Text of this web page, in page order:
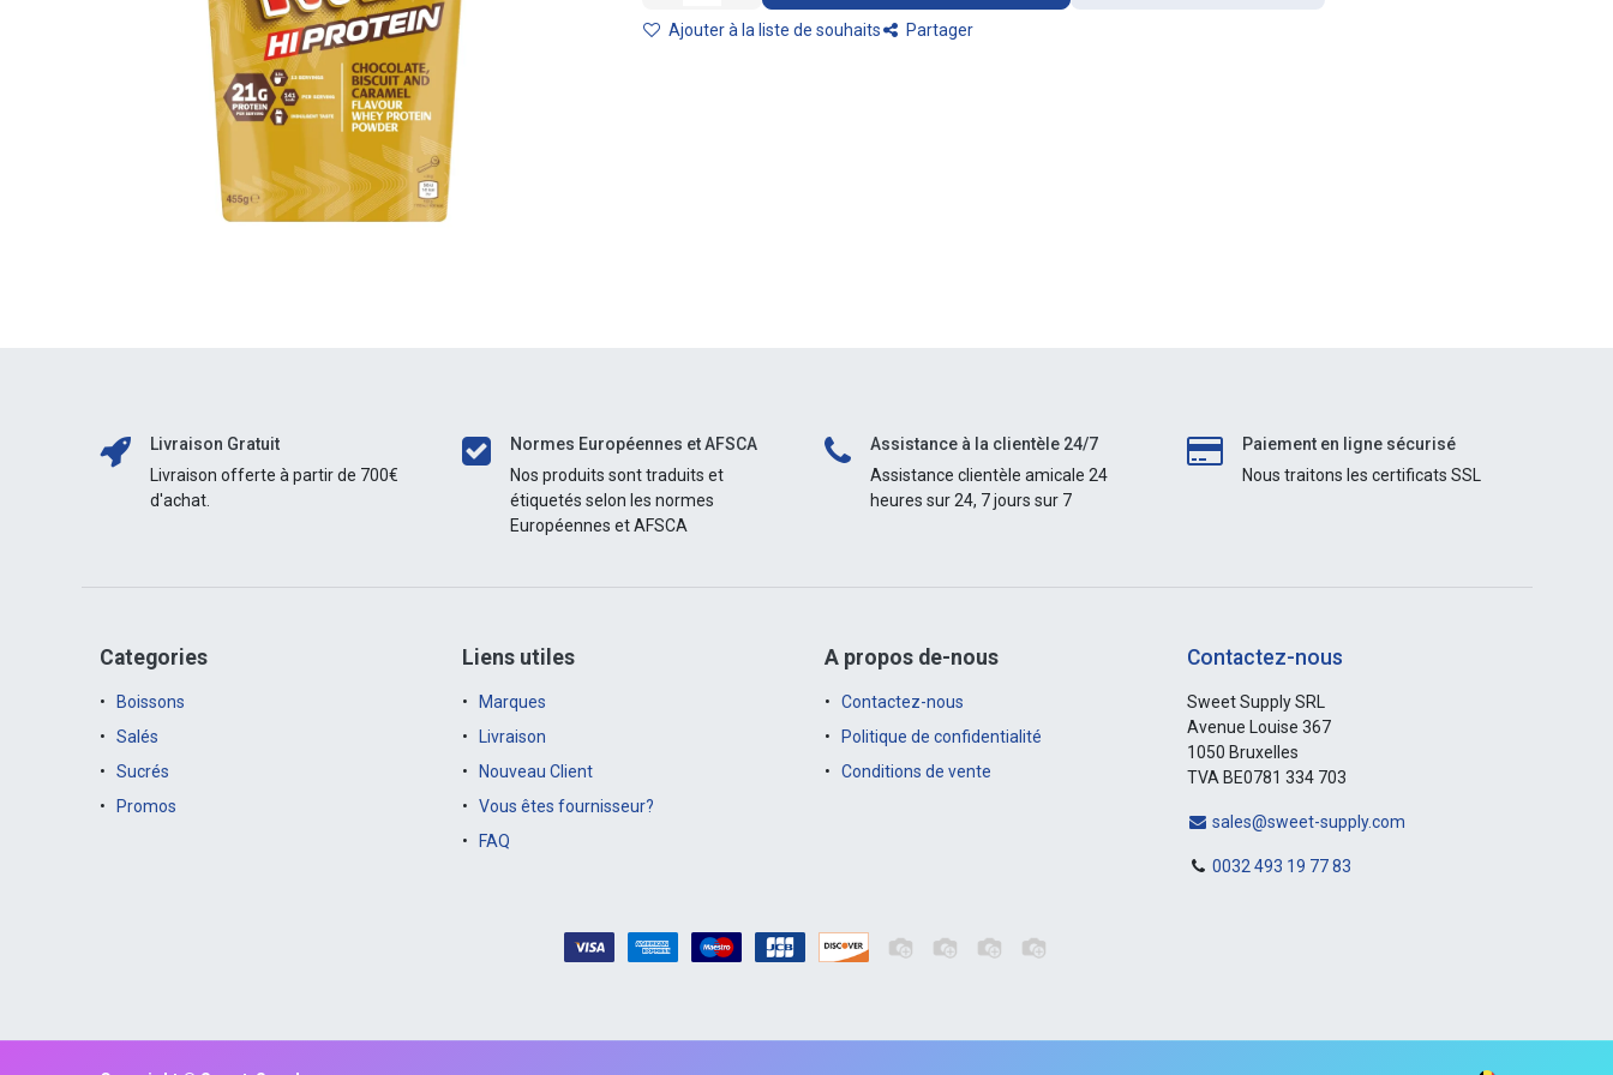
Ajouter à la liste de souhaits Partager
Livraison Gratuit
Livraison offerte à partir de 700€
d'achat.
Normes Européennes et AFSCA
Nos produits sont traduits et
étiquetés selon les normes
Européennes et AFSCA
Assistance à la clientèle 24/7
Assistance clientèle amicale 24
heures sur 24, 7 jours sur 7
Paiement en ligne sécurisé
Nous traitons les certificats SSL
Categories
Boissons
Salés
Sucrés
Promos
Liens utiles
Marques
Livraison
Nouveau Client
Vous êtes fournisseur?
FAQ
A propos de-nous
Contactez-nous
Politique de confidentialité
Conditions de vente
Contactez-nous
Sweet Supply SRL
Avenue Louise 367
1050 Bruxelles
TVA BE0781 334 703
sales@sweet-supply.com
0032 493 19 77 83